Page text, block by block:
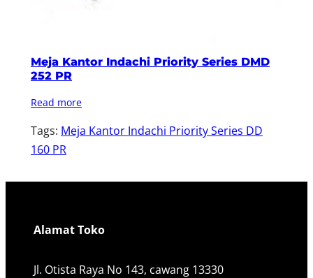
Meja Kantor Indachi Priority Series DMD
252 PR
Read more
Tags: Meja Kantor Indachi Priority Series DD
160 PR
Alamat Toko
Jl. Otista Raya No 143, cawang 13330